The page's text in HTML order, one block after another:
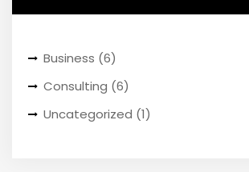
Business (6)
Consulting (6)
Uncategorized (1)